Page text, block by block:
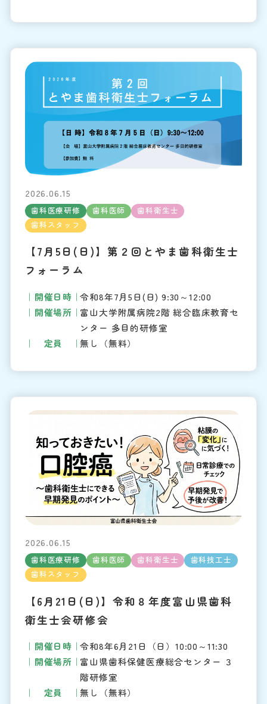
2026.06.15
歯科医療研修 歯科医師
歯科衛生士
歯科スタッフ
【7月5日(日)】第２回とやま歯科衛生士
フォーラム
開催日時
令和8年7月5日(日) 9:30～12:00
開催場所
富山大学附属病院2階 総合臨床教育セ
ンター 多目的研修室
定員
無し（無料）
2026.06.15
歯科医療研修 歯科医師 歯科衛生士
歯科技工士
歯科スタッフ
【6月21日(日)】令和８年度富山県歯科
衛生士会研修会
開催日時
令和8年6月21日（日）10:00～11:30
開催場所
富山県歯科保健医療総合センター ３
階研修室
定員
無し（無料）